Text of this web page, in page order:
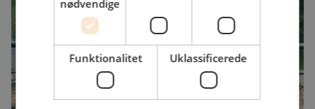
nødvendige
Funktionalitet Uklassificerede